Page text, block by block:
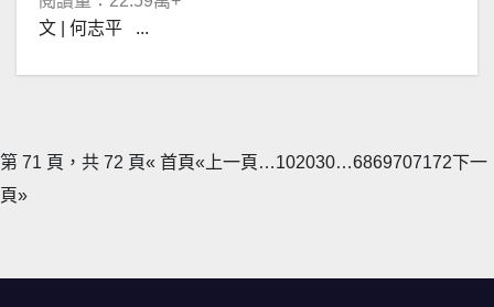
文 | 何志平 ...
第 71 頁，共 72 頁« 首頁«上一頁 …102030…6869707172下一
頁»